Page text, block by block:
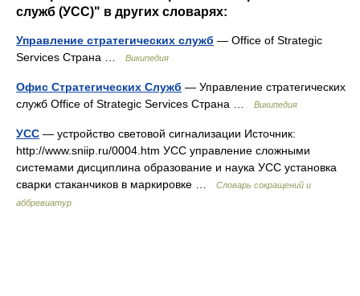
служб (УСС)" в других словарях:
Управление стратегических служб — Office of Strategic
Services Страна …
Википедия
Офис Стратегических Служб — Управление стратегических
служб Office of Strategic Services Страна …
Википедия
УСС — устройство световой сигнализации Источник:
http://www.sniip.ru/0004.htm УСС управление сложными
системами дисциплина образование и наука УСС установка
сварки стаканчиков в маркировке …
Словарь сокращений и
аббревиатур